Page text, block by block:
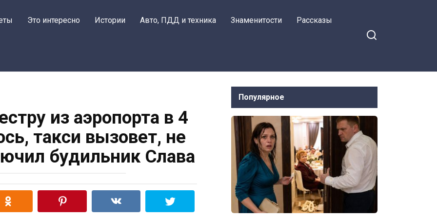
Это интересно Истории Авто, ПДД и техника Знаменитости Рассказы
из аэропорта в 4
такси вызовет, не
будильник Слава
Популярное